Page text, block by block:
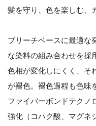
髪を守り、色を楽しむ、
ブリーチベースに最適な
な染料の組み合わせを採
色相が変化しにくく、そ
が褪色。褪色過程も色味
ファイバーボンドテクノ
強化（コハク酸、マグネ